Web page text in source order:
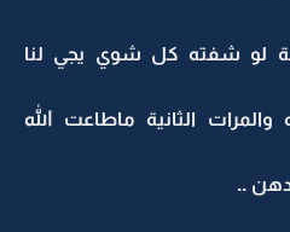
لو شفته كل شوي يجي لنا
الثانية ماطاعت الله
..